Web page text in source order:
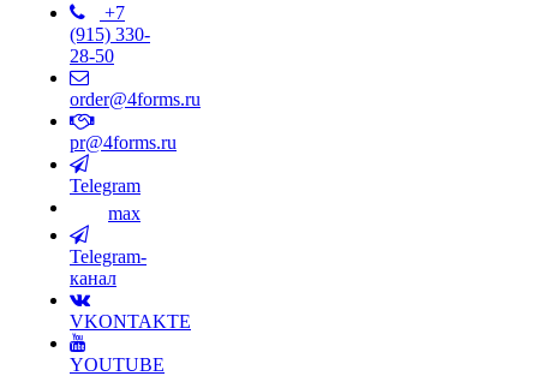
+7
(915) 330-
28-50
order@4forms.ru
pr@4forms.ru
Telegram
max
Telegram-
канал
VKONTAKTE
YOUTUBE